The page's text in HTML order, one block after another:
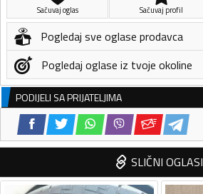
Sačuvaj oglas Sačuvaj profil
Pogledaj sve oglase prodavca
Pogledaj oglase iz tvoje okoline
PODIJELI SA PRIJATELJIMA
SLIČNI OGLASI